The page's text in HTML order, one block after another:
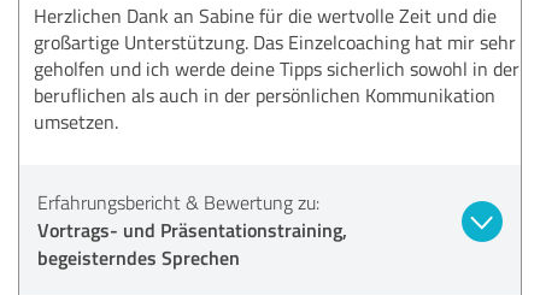
Herzlichen Dank an Sabine für die wertvolle Zeit und die
großartige Unterstützung. Das Einzelcoaching hat mir sehr
geholfen und ich werde deine Tipps sicherlich sowohl in der
beruflichen als auch in der persönlichen Kommunikation
umsetzen.
Erfahrungsbericht & Bewertung zu:
Vortrags- und Präsentationstraining,
begeisterndes Sprechen